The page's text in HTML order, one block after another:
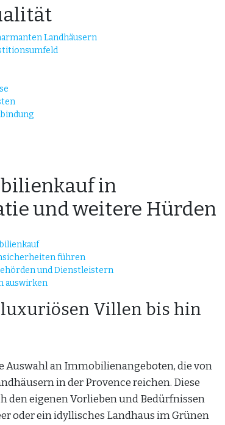
Landhäusern
in
und weitere Hürden
führen
und Dienstleistern
auswirken
Villen bis hin
an Immobilienangeboten, die von
in der Provence reichen. Diese
den eigenen Vorlieben und Bedürfnissen
oder ein idyllisches Landhaus im Grünen